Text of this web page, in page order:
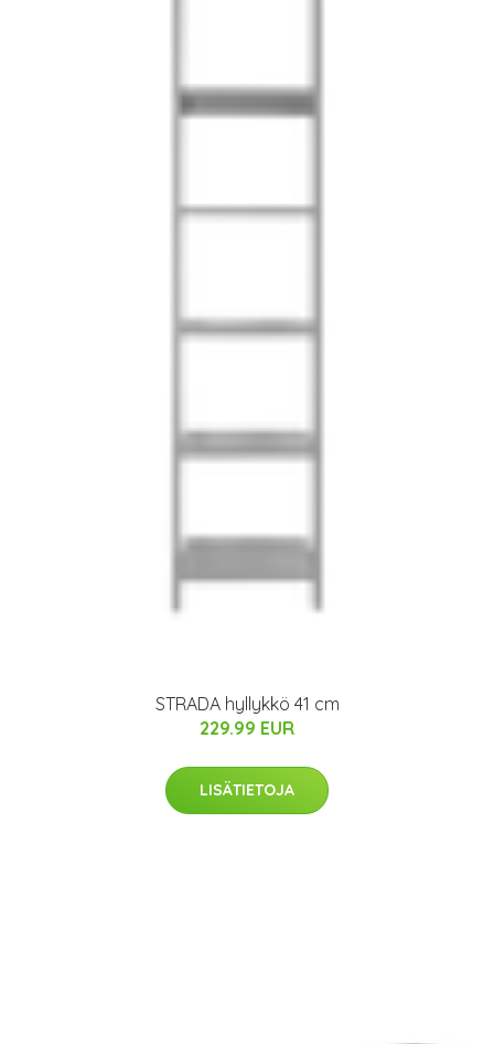
STRADA hyllykkö 41 cm
229.99 EUR
LISÄTIETOJA